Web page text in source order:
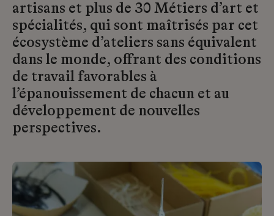
artisans et plus de 30 Métiers d’art et
spécialités, qui sont maîtrisés par cet
écosystème d’ateliers sans équivalent
dans le monde, offrant des conditions
de travail favorables à
l’épanouissement de chacun et au
développement de nouvelles
perspectives.